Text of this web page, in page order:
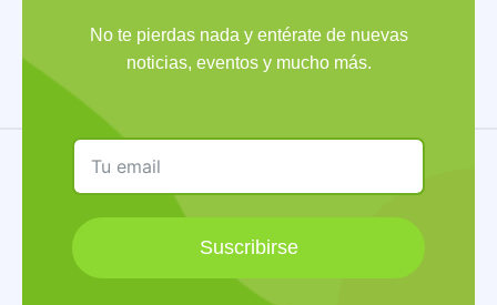
No te pierdas nada y entérate de nuevas
noticias, eventos y mucho más.
Suscribirse